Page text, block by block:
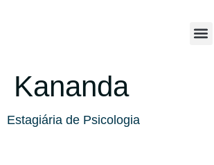
Kananda
Estagiária de Psicologia